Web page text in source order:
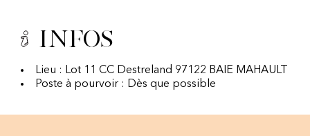
Infos
Lieu : Lot 11 CC Destreland 97122 BAIE MAHAULT
Poste à pourvoir : Dès que possible